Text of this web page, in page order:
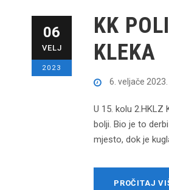
06
VELJ
2023
KK
KLEKA
6. veljače 2023.
U 15. kolu 2.HKLZ
bolji. Bio je to
mjesto, dok je
PROČITAJ